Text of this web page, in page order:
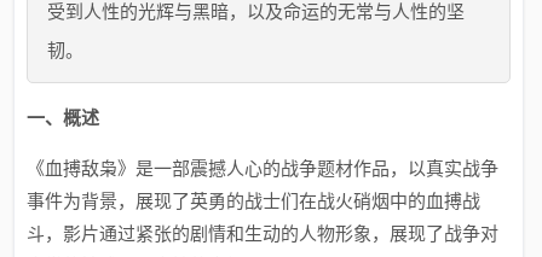
受到人性的光辉与黑暗，以及命运的无常与人性的坚
韧。
一、概述
《血搏敌枭》是一部震撼人心的战争题材作品，以真实战争
事件为背景，展现了英勇的战士们在战火硝烟中的血搏战
斗，影片通过紧张的剧情和生动的人物形象，展现了战争对